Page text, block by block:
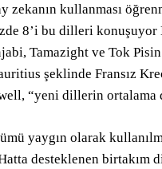
zekanın kullanması
8’i bu dilleri
Tamazight ve Tok
şeklinde Fransız
“yeni dillerin
yaygın olarak
desteklenen birtakım